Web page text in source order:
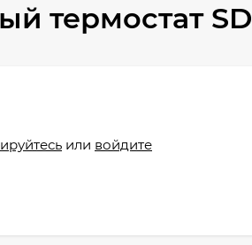
термостат
или войдите